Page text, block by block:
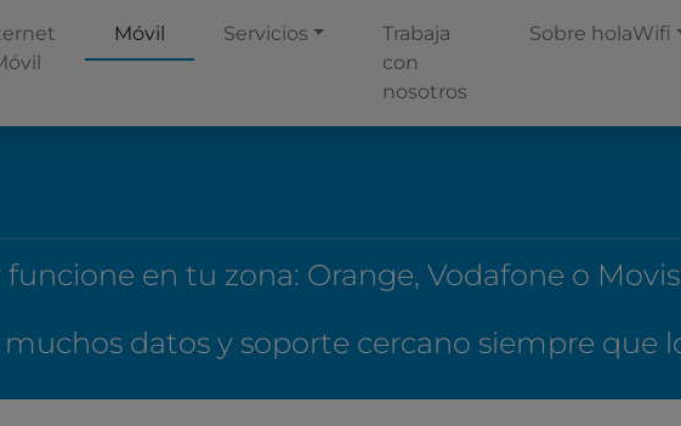
Móvil Servicios
Trabaja
con
nosotros
Sobre holaWifi
en tu zona: Orange, Vodafone o
datos y soporte cercano siempre que